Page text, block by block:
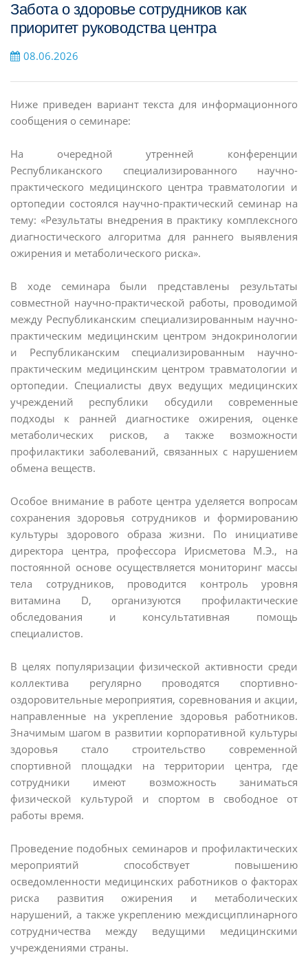
Забота о здоровье сотрудников как
приоритет руководства центра
08.06.2026
Ниже приведен вариант текста для информационного
сообщения о семинаре:
На очередной утренней конференции
Республиканского специализированного научно-
практического медицинского центра травматологии и
ортопедии состоялся научно-практический семинар на
тему: «Результаты внедрения в практику комплексного
диагностического алгоритма для раннего выявления
ожирения и метаболического риска».
В ходе семинара были представлены результаты
совместной научно-практической работы, проводимой
между Республиканским специализированным научно-
практическим медицинским центром эндокринологии
и Республиканским специализированным научно-
практическим медицинским центром травматологии и
ортопедии. Специалисты двух ведущих медицинских
учреждений республики обсудили современные
подходы к ранней диагностике ожирения, оценке
метаболических рисков, а также возможности
профилактики заболеваний, связанных с нарушением
обмена веществ.
Особое внимание в работе центра уделяется вопросам
сохранения здоровья сотрудников и формированию
культуры здорового образа жизни. По инициативе
директора центра, профессора Ирисметова М.Э., на
постоянной основе осуществляется мониторинг массы
тела сотрудников, проводится контроль уровня
витамина D, организуются профилактические
обследования и консультативная помощь
специалистов.
В целях популяризации физической активности среди
коллектива регулярно проводятся спортивно-
оздоровительные мероприятия, соревнования и акции,
направленные на укрепление здоровья работников.
Значимым шагом в развитии корпоративной культуры
здоровья стало строительство современной
спортивной площадки на территории центра, где
сотрудники имеют возможность заниматься
физической культурой и спортом в свободное от
работы время.
Проведение подобных семинаров и профилактических
мероприятий способствует повышению
осведомленности медицинских работников о факторах
риска развития ожирения и метаболических
нарушений, а также укреплению междисциплинарного
сотрудничества между ведущими медицинскими
учреждениями страны.